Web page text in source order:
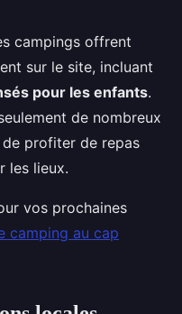
campings offrent
sur le site, incluant
pour les enfants.
de nombreux
profiter de repas
les lieux.
vos prochaines
camping au cap